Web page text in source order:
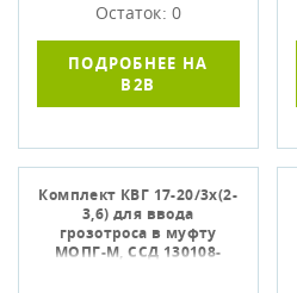
Остаток: 0
ПОДРОБНЕЕ НА
B2B
Комплект КВГ 17-20/3х(2-
3,6) для ввода
грозотроса в муфту
МОПГ-М, ССД 130108-